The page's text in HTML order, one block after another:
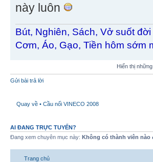
này luôn
Bút, Nghiên, Sách, Vở suốt
Cơm, Áo, Gạo, Tiền hôm sớm
Hiển thị
Gửi bài trả lời
Quay về • Cầu nối VINECO 2008
AI ĐANG TRỰC TUYẾN?
Đang xem chuyên mục này: Không có thành viên nào
Trang chủ